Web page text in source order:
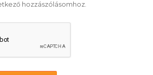
hozzászólásomhoz.